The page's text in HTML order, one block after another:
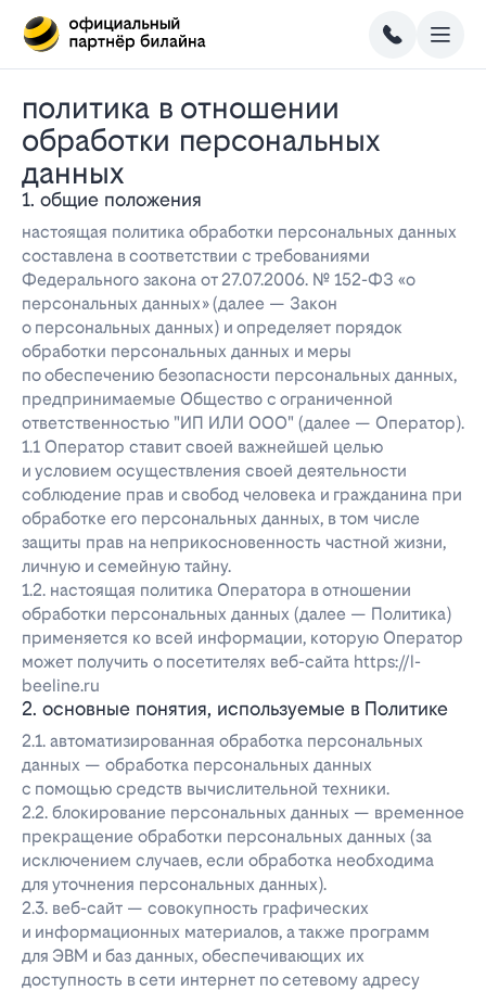
политика в отношении
обработки персональных
данных
1. общие положения
настоящая политика обработки персональных данных
составлена в соответствии с требованиями
Федерального закона от 27.07.2006. № 152-ФЗ «о
персональных данных» (далее — Закон
о персональных данных) и определяет порядок
обработки персональных данных и меры
по обеспечению безопасности персональных данных,
предпринимаемые Общество с ограниченной
ответственностью "ИП ИЛИ ООО" (далее — Оператор).
1.1 Оператор ставит своей важнейшей целью
и условием осуществления своей деятельности
соблюдение прав и свобод человека и гражданина при
обработке его персональных данных, в том числе
защиты прав на неприкосновенность частной жизни,
личную и семейную тайну.
1.2. настоящая политика Оператора в отношении
обработки персональных данных (далее — Политика)
применяется ко всей информации, которую Оператор
может получить о посетителях веб-сайта https://l-
beeline.ru
2. основные понятия, используемые в Политике
2.1. автоматизированная обработка персональных
данных — обработка персональных данных
с помощью средств вычислительной техники.
2.2. блокирование персональных данных — временное
прекращение обработки персональных данных (за
исключением случаев, если обработка необходима
для уточнения персональных данных).
2.3. веб-сайт — совокупность графических
и информационных материалов, а также программ
для ЭВМ и баз данных, обеспечивающих их
доступность в сети интернет по сетевому адресу